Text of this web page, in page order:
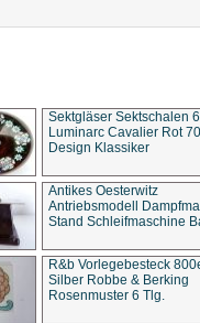
Sektgläser Sektschalen
Luminarc Cavalier Rot
Design Klassiker
Antikes Oesterwitz
Antriebsmodell
Stand Schleifmaschine
R&b Vorlegebesteck
Silber Robbe & Berking
Rosenmuster 6 Tlg.